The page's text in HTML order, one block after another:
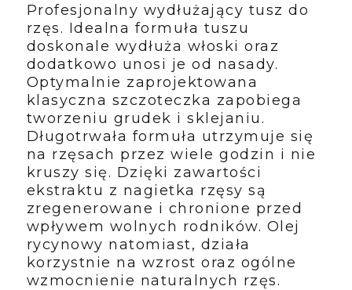
Profesjonalny wydłużający tusz do
rzęs. Idealna formuła tuszu
doskonale wydłuża włoski oraz
dodatkowo unosi je od nasady.
Optymalnie zaprojektowana
klasyczna szczoteczka zapobiega
tworzeniu grudek i sklejaniu.
Długotrwała formuła utrzymuje się
na rzęsach przez wiele godzin i nie
kruszy się. Dzięki zawartości
ekstraktu z nagietka rzęsy są
zregenerowane i chronione przed
wpływem wolnych rodników. Olej
rycynowy natomiast, działa
korzystnie na wzrost oraz ogólne
wzmocnienie naturalnych rzęs.